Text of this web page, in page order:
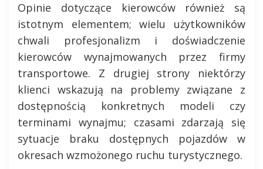
Opinie dotyczące kierowców również są
istotnym elementem; wielu użytkowników
chwali profesjonalizm i doświadczenie
kierowców wynajmowanych przez firmy
transportowe. Z drugiej strony niektórzy
klienci wskazują na problemy związane z
dostępnością konkretnych modeli czy
terminami wynajmu; czasami zdarzają się
sytuacje braku dostępnych pojazdów w
okresach wzmożonego ruchu turystycznego.